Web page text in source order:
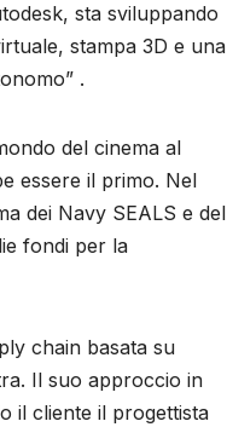
sta sviluppando
stampa 3D e una
.
del cinema al
essere il primo. Nel
dei Navy SEALS e del
fondi per la
chain basata su
Il suo approccio in
il cliente il progettista